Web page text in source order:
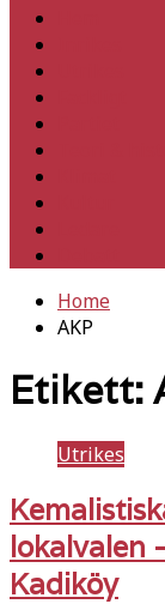
Home
AKP
Etikett:
Utrikes
lokalvalen
Kadiköy